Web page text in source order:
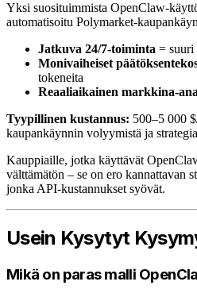
Yksi suosituimmista OpenClaw-
automatisoitu Polymarket-
Jatkuva 24/7-toiminta = suuri
Monivaiheiset
tokeneita
Reaaliaikainen markkina-
Tyypillinen kustannus: 500–5 000
kaupankäynnin volyymistä ja
Kauppiaille, jotka käyttävät
välttämätön – se on ero kannattavan
jonka API-kustannukset syövät.
Usein Kysytyt
Mikä on paras malli